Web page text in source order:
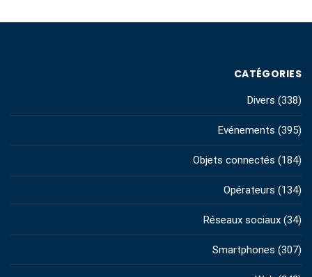
CATÉGORIES
Divers (338)
Evénements (395)
Objets connectés (184)
Opérateurs (134)
Réseaux sociaux (34)
Smartphones (307)